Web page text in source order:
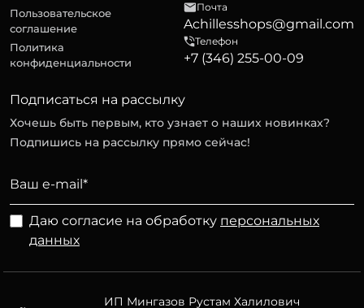
Пользовательское
соглашение
Политика
конфиденциальности
Почта
Achillesshops@gmail.com
Телефон
+7 (346) 255-00-09
Подписаться на рассылку
Хочешь быть первым, кто узнает о наших новинках?
Подпишись на рассылку прямо сейчас!
Даю согласие на обработку персональных
данных
ИП Мингазов Рустам Халилович